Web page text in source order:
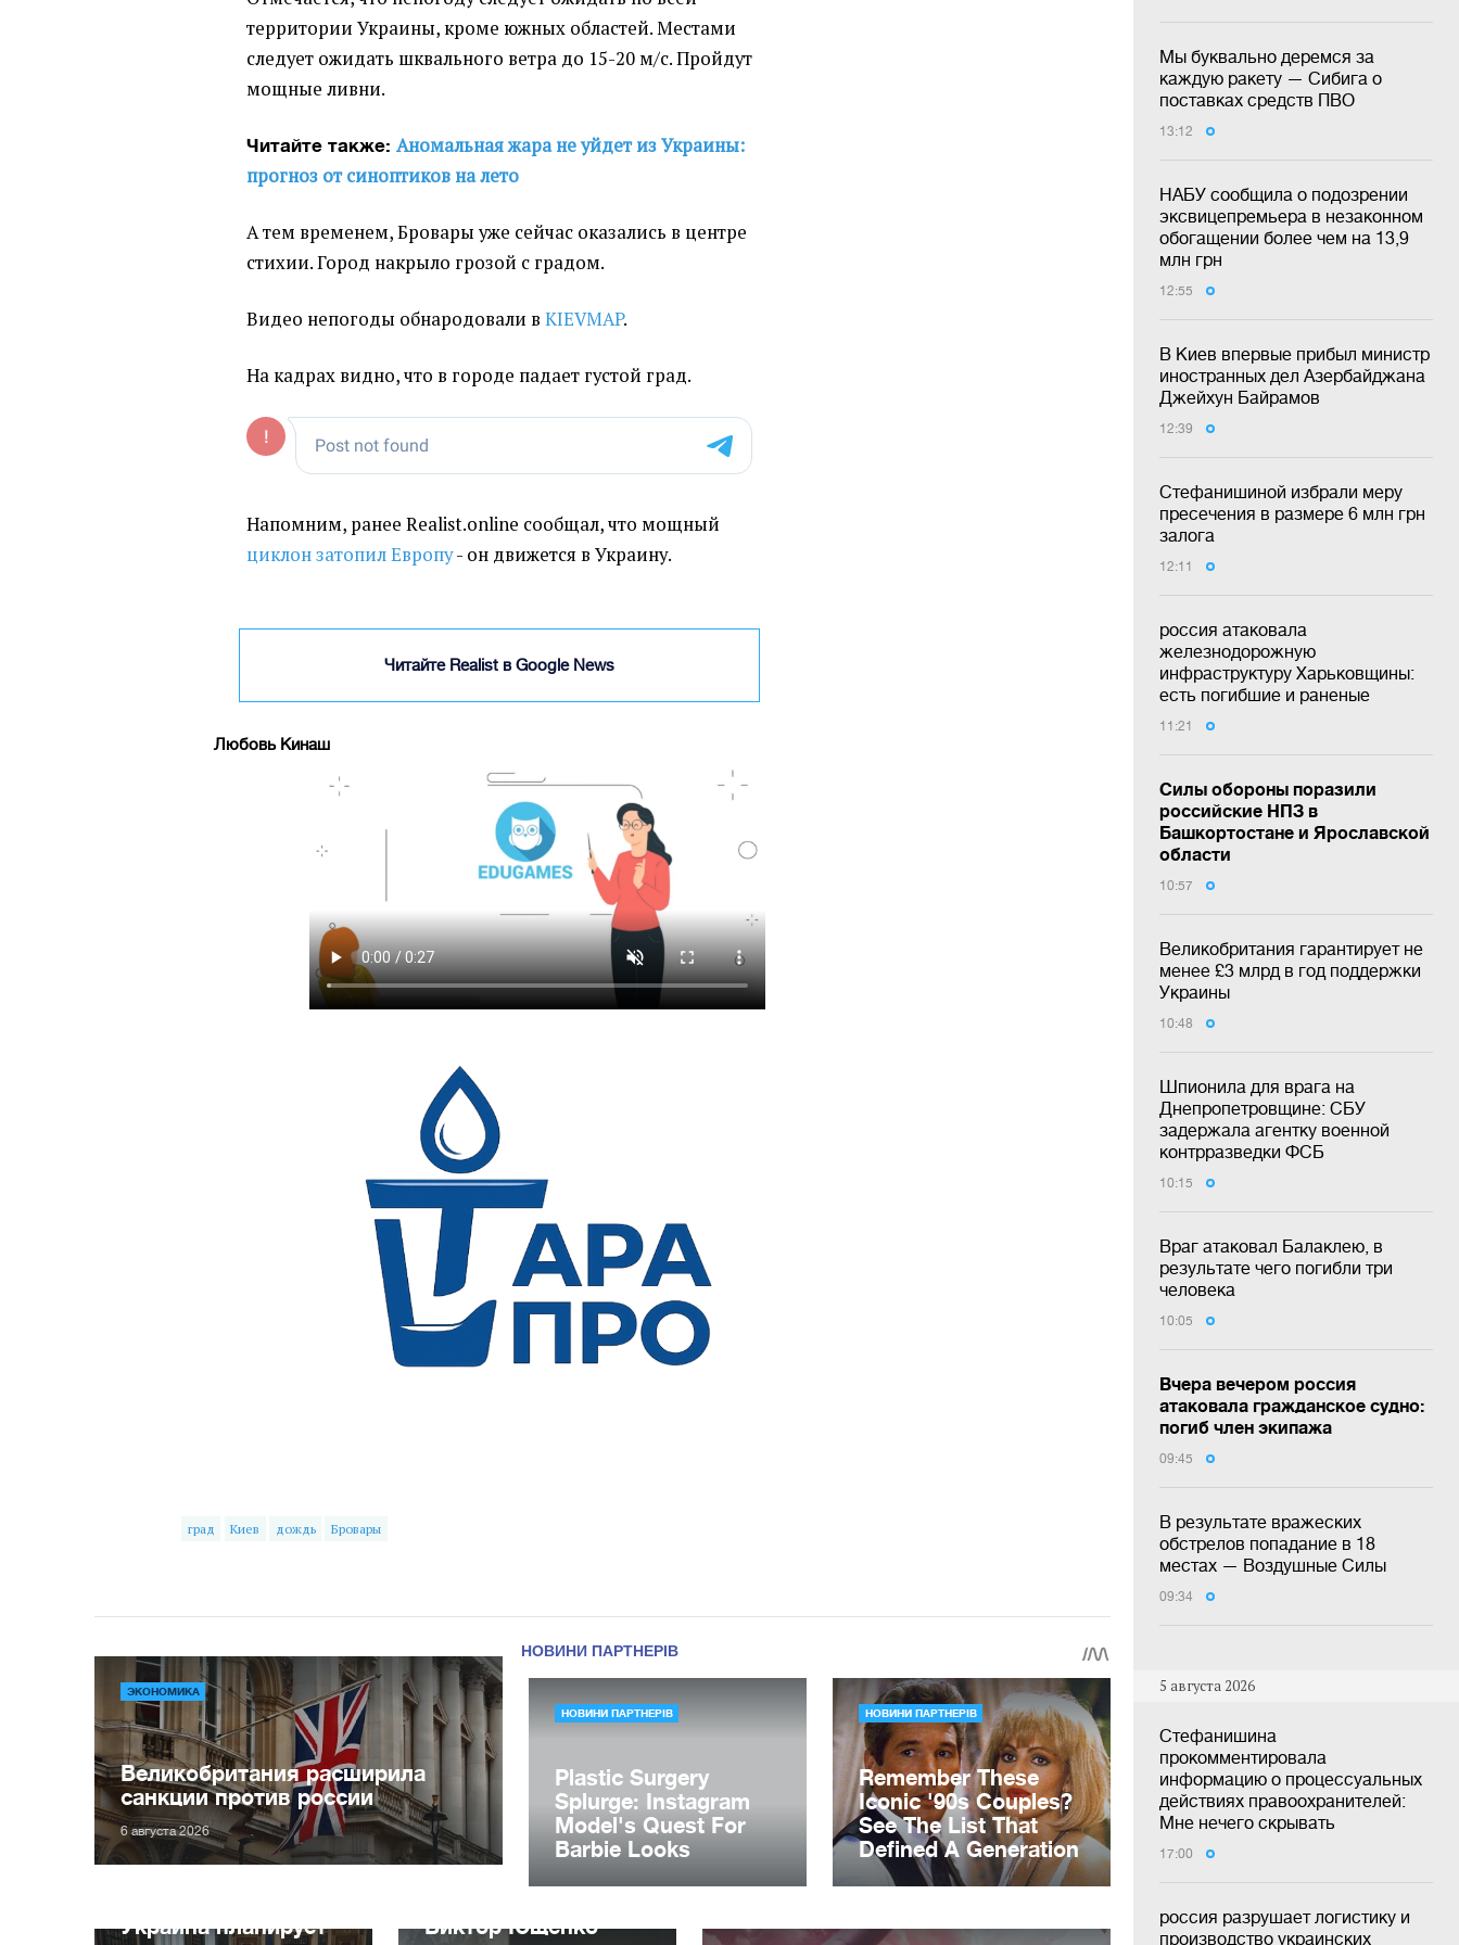
Мы буквально деремся за
каждую ракету — Сибига о
поставках средств ПВО
13:12
НАБУ сообщила о подозрении
эксвицепремьера в незаконном
обогащении более чем на 13,9
млн грн
12:55
В Киев впервые прибыл министр
иностранных дел Азербайджана
Джейхун Байрамов
12:39
Стефанишиной избрали меру
пресечения в размере 6 млн грн
залога
12:11
россия атаковала
железнодорожную
инфраструктуру Харьковщины:
есть погибшие и раненые
11:21
Силы обороны поразили
российские НПЗ в
Башкортостане и Ярославской
области
10:57
Великобритания гарантирует не
менее £3 млрд в год поддержки
Украины
10:48
Шпионила для врага на
Днепропетровщине: СБУ
задержала агентку военной
контрразведки ФСБ
10:15
Враг атаковал Балаклею, в
результате чего погибли три
человека
10:05
Вчера вечером россия
атаковала гражданское судно:
погиб член экипажа
09:45
В результате вражеских
обстрелов попадание в 18
местах — Воздушные Силы
09:34
5 августа 2026
Стефанишина
прокомментировала
информацию о процессуальных
действиях правоохранителей:
Мне нечего скрывать
17:00
россия разрушает логистику и
производство украинских
территории Украины, кроме южных областей. Местами
следует ожидать шквального ветра до 15-20 м/с. Пройдут
мощные ливни.
Читайте также:Аномальная жара не уйдет из Украины:
прогноз от синоптиков на лето
А тем временем, Бровары уже сейчас оказались в центре
стихии. Город накрыло грозой с градом.
Видео непогоды обнародовали вKIEVMAP.
На кадрах видно, что в городе падает густой град.
Напомним, ранее Realist.online сообщал, что мощный
циклон затопил Европу- он движется в Украину.
Читайте Realist в Google News
Любовь Кинаш
град Киев дождь Бровары
ЭКОНОМИКА
Великобритания расширила
санкции против россии
6 августа 2026
Украина планирует
Виктор Ющенко